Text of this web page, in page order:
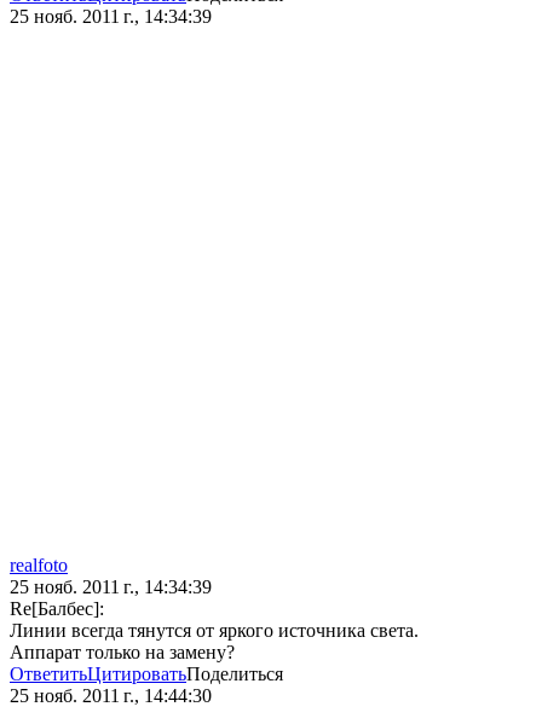
25 нояб. 2011 г., 14:34:39
realfoto
25 нояб. 2011 г., 14:34:39
Re[Балбес]:
Линии всегда тянутся от яркого источника света.
Аппарат только на замену?
ОтветитьЦитироватьПоделиться
25 нояб. 2011 г., 14:44:30